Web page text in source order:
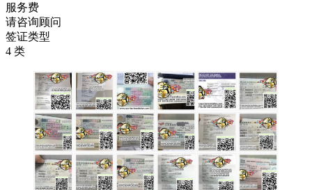
服务费
请咨询顾问
签证类型
4 类